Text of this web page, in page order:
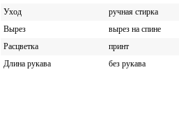
Уход
ручная стирка
Вырез
вырез на спине
Расцветка
принт
Длина рукава
без рукава